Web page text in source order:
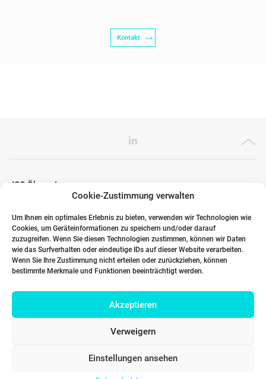
Cookie-Zustimmung verwalten
Um Ihnen ein optimales Erlebnis zu bieten, verwenden wir Technologien wie
Cookies, um Geräteinformationen zu speichern und/oder darauf
zuzugreifen. Wenn Sie diesen Technologien zustimmen, können wir Daten
wie das Surfverhalten oder eindeutige IDs auf dieser Website verarbeiten.
Wenn Sie Ihre Zustimmung nicht erteilen oder zurückziehen, können
bestimmte Merkmale und Funktionen beeinträchtigt werden.
Akzeptieren
Verweigern
Einstellungen ansehen
Kontakt
ICG Ökosystem
Globale Partner